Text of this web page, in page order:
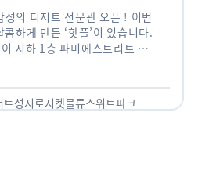
성의 디저트 전문관 오픈 ! 이번
하게 만든 ‘핫플’이 있습니다.
지하 1층 파미에스트리트 분
트성지로지켓물류스위트파크